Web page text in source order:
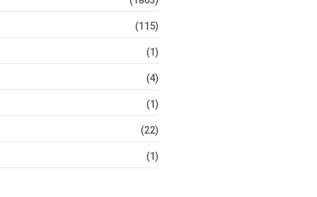
(115)
(1)
(4)
(1)
(22)
(1)